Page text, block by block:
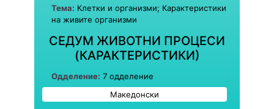
Тема: Клетки и организми; Карактеристики
на живите организми
СЕДУМ ЖИВОТНИ ПРОЦЕСИ
(КАРАКТЕРИСТИКИ)
Одделение: 7 одделение
Македонски